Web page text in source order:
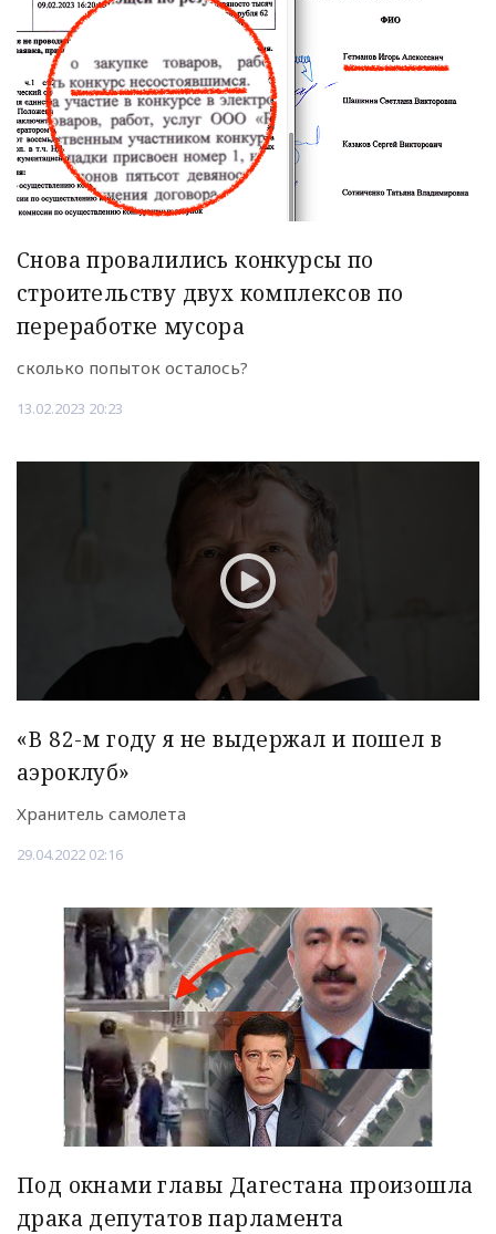
Снова провалились конкурсы по
строительству двух комплексов по
переработке мусора
сколько попыток осталось?
13.02.2023 20:23
«В 82-м году я не выдержал и пошел в
аэроклуб»
Хранитель самолета
29.04.2022 02:16
Под окнами главы Дагестана произошла
драка депутатов парламента